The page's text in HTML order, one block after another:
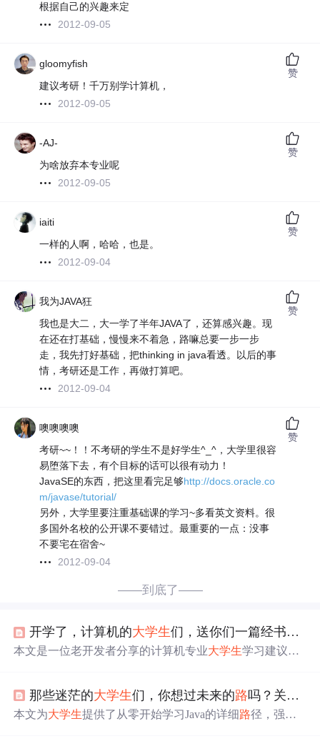
根据自己的兴趣来定
2012-09-05
gloomyfish
建议考研！千万别学计算机，
2012-09-05
赞
-AJ-
为啥放弃本专业呢
2012-09-05
赞
iaiti
一样的人啊，哈哈，也是。
2012-09-04
赞
我为JAVA狂
我也是大二，大一学了半年JAVA了，还算感兴趣。现
在还在打基础，慢慢来不着急，路嘛总要一步一步
走，我先打好基础，把thinking in java看透。以后的事
情，考研还是工作，再做打算吧。
2012-09-04
赞
噢噢噢噢
考研~~！！不考研的学生不是好学生^_^，大学里很容
易堕落下去，有个目标的话可以很有动力！
JavaSE的东西，把这里看完足够http://docs.oracle.co
m/javase/tutorial/
另外，大学里要注重基础课的学习~多看英文资料。很
多国外名校的公开课不要错过。最重要的一点：没事
不要宅在宿舍~
2012-09-04
赞
——到底了——
开学了，计算机的大学生们，送你们一篇经书，
本文是一位老开发者分享的计算机专业大学生学习建议。
构和算法，参加竞赛或做项目，有能力的话可尝试考研，
助大学生四年不负韶华。
那些迷茫的大学生们，你想过未来的路吗？关于java或许这篇文章能帮助你！
本文为大学生提供了从零开始学习Java的详细路径，强调